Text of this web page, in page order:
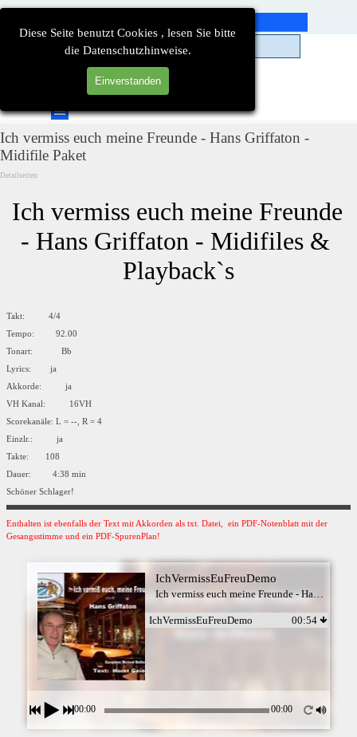
Diese Seite benutzt Cookies , lesen Sie bitte
die Datenschutzhinweise.
Einverstanden
Direkt zum Seiteninhalt
Menü überspringen
Ich vermiss euch meine Freunde - Hans Griffaton -
Midifile Paket
Detailseiten
Ich vermiss euch meine Freunde
- Hans Griffaton - Midifiles &
Playback`s
Takt: 4/4
Tempo: 92.00
Tonart: Bb
Lyrics: ja
Akkorde: ja
VH Kanal: 16VH
Scorekanäle: L = --, R = 4
Einzlr.: ja
Takte: 108
Dauer: 4:38 min
Schöner Schlager!
Enthalten ist ebenfalls der Text mit Akkorden als txt. Datei, ein PDF-Notenblatt mit der
Gesangsstimme und ein PDF-SpurenPlan!
IchVermissEuFreuDemo
IchVermissEuFreuDemo 00:54
00:00 00:00